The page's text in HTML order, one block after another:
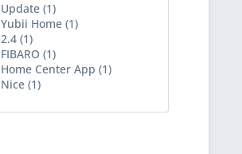
Update (1)
Yubii Home (1)
2.4 (1)
FIBARO (1)
Home Center App (1)
Nice (1)